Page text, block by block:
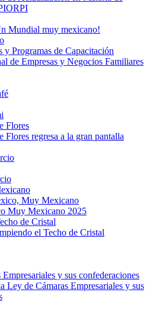
Mundial muy mexicano!
y Programas de Capacitación
de Empresas y Negocios Familiares
Flores
Flores regresa a la gran pantalla
Muy Mexicano
Muy Mexicano 2025
de Cristal
el Techo de Cristal
y sus confederaciones
Ley de Cámaras Empresariales y sus